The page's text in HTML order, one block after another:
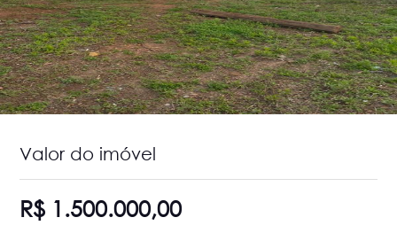
Valor do imóvel
R$ 1.500.000,00